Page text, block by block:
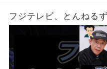
フジテレビ、とんねる